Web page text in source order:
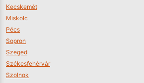
Kecskemét
Miskolc
Pécs
Sopron
Szeged
Székesfehérvár
Szolnok